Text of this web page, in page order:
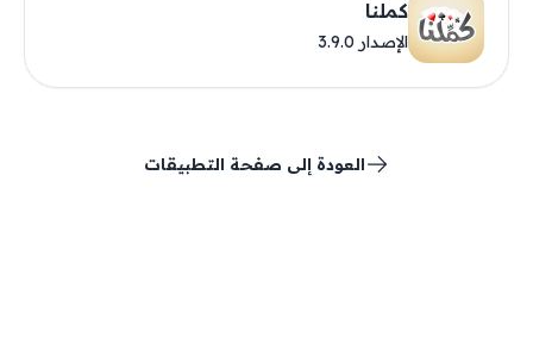
كملنا
الإصدار 3.9.0
العودة إلى صفحة التطبيقات